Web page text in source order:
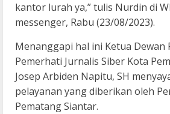
kantor lurah ya,” tulis Nurdin di
messenger, Rabu (23/08/2023).
Menanggapi hal ini Ketua Dewan
Pemerhati Jurnalis Siber Kota
Josep Arbiden Napitu, SH
pelayanan yang diberikan oleh
Pematang Siantar.